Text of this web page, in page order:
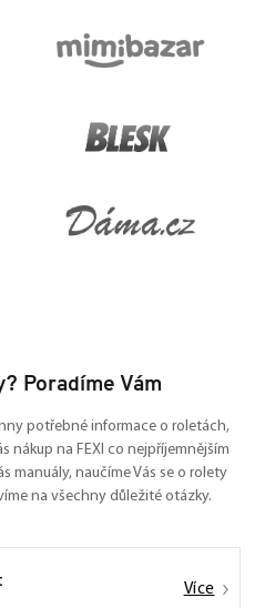
Poradíme Vám
potřebné informace o roletách,
nákup na FEXI co nejpříjemnějším
manuály, naučíme Vás se o rolety
na všechny důležité otázky.
Více